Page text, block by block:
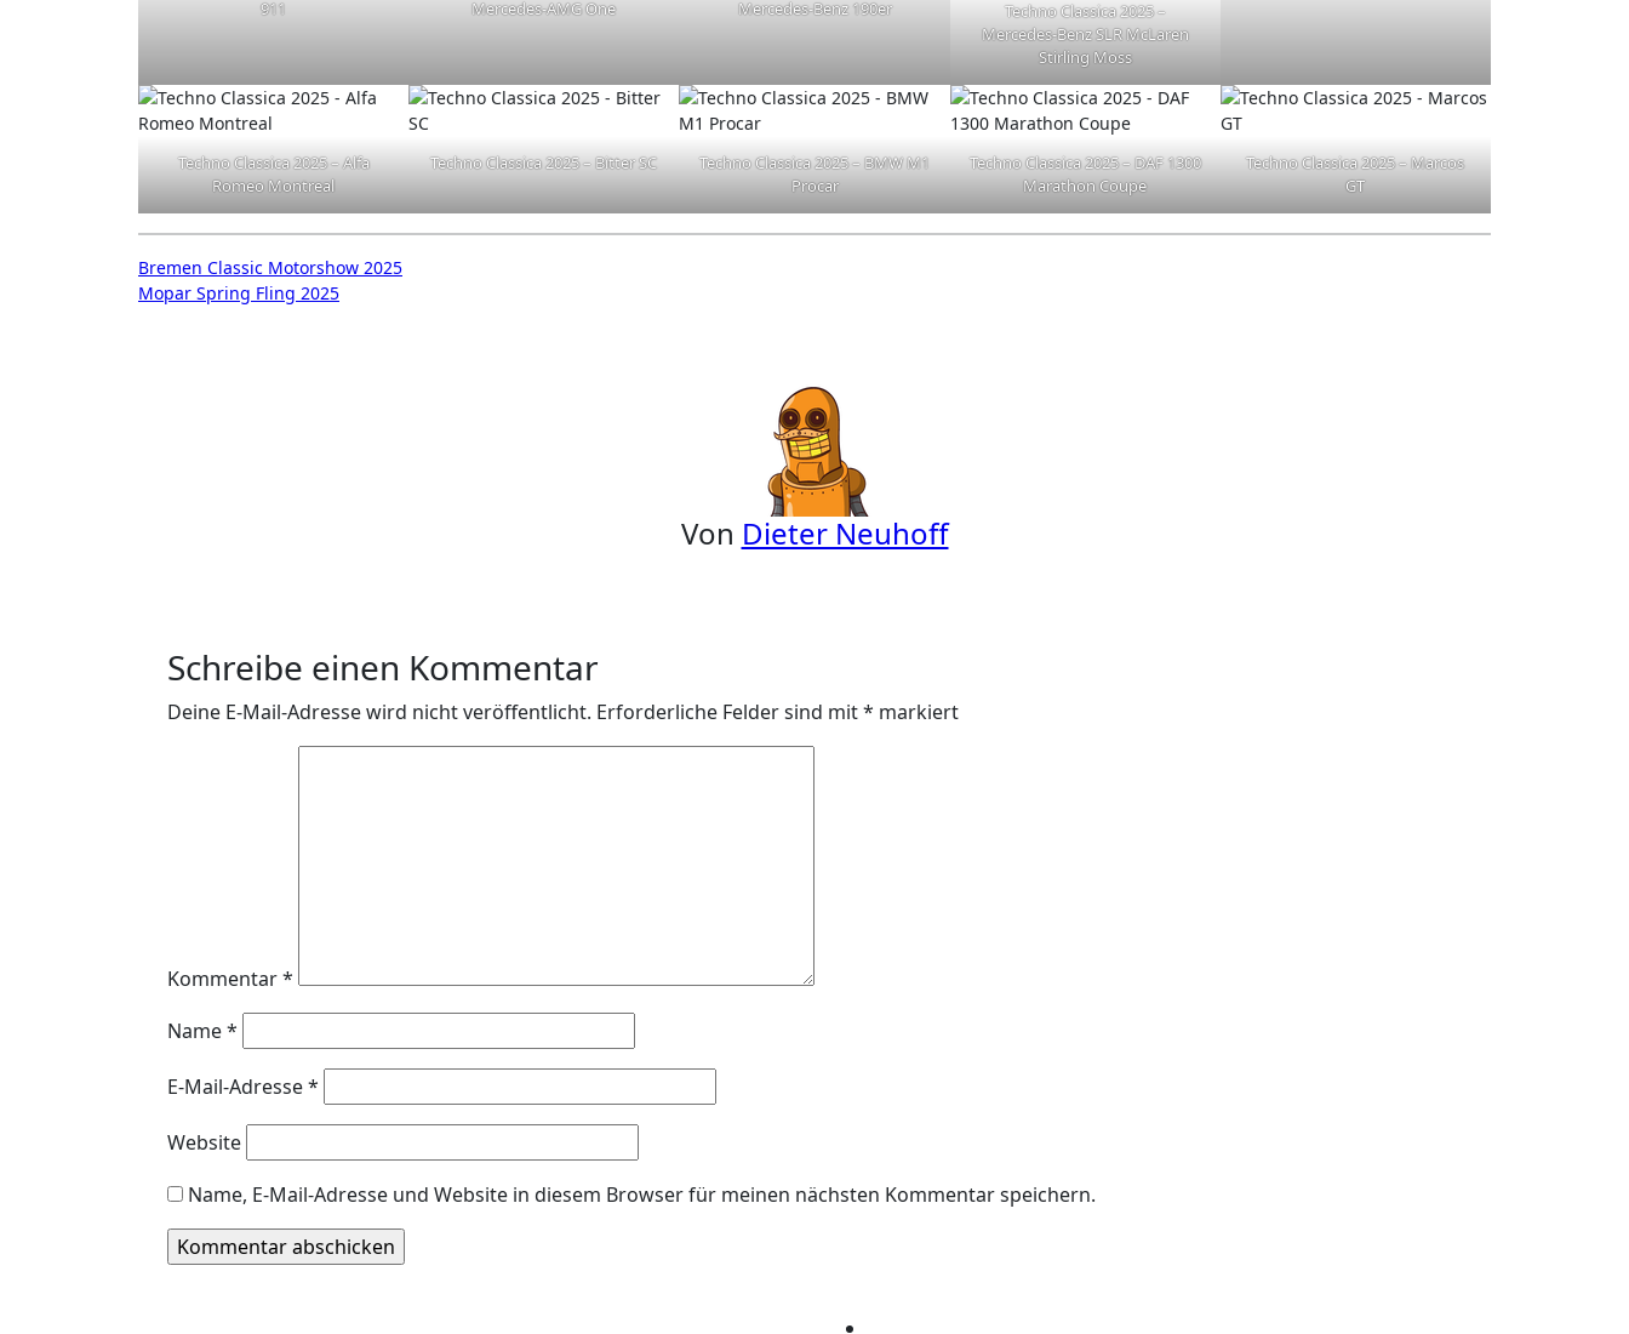
911
Mercedes-AMG One
Mercedes-Benz 190er
Techno Classica 2025 –
Mercedes-Benz SLR McLaren
Stirling Moss
Techno Classica 2025 – Alfa
Romeo Montreal
Techno Classica 2025 – Bitter SC
Techno Classica 2025 – BMW M1
Procar
Techno Classica 2025 – DAF 1300
Marathon Coupe
Techno Classica 2025 – Marcos
GT
Beitragsnavigation
Bremen Classic Motorshow 2025
Mopar Spring Fling 2025
Von Dieter Neuhoff
Schreibe einen Kommentar
Deine E-Mail-Adresse wird nicht veröffentlicht. Erforderliche Felder sind mit* markiert
Kommentar*
Name*
E-Mail-Adresse*
Website
Name, E-Mail-Adresse und Website in diesem Browser für meinen nächsten Kommentar speichern.